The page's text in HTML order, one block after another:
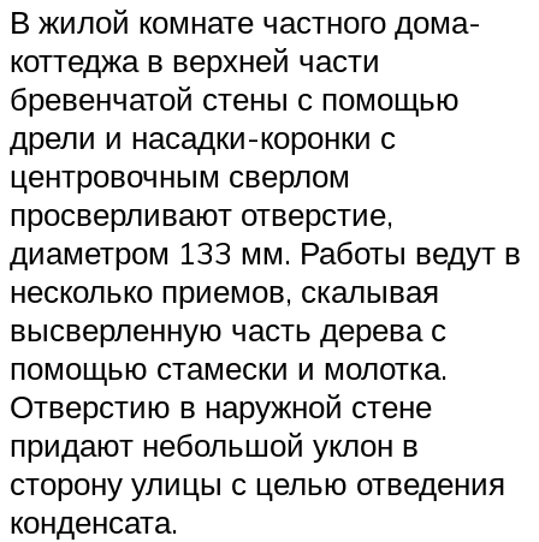
В жилой комнате частного дома-
коттеджа в верхней части
бревенчатой стены с помощью
дрели и насадки-коронки с
центровочным сверлом
просверливают отверстие,
диаметром 133 мм. Работы ведут в
несколько приемов, скалывая
высверленную часть дерева с
помощью стамески и молотка.
Отверстию в наружной стене
придают небольшой уклон в
сторону улицы с целью отведения
конденсата.